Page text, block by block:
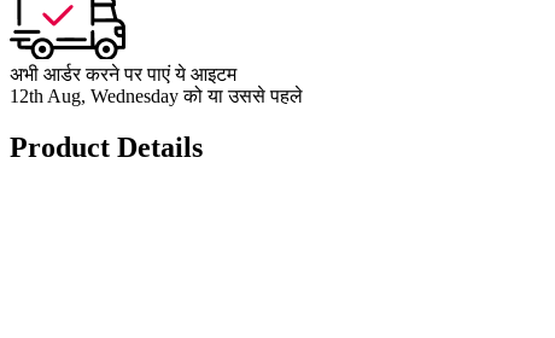
अभी आर्डर करने पर पाएं ये आइटम
12th Aug, Wednesday को या उससे पहले
Product Details